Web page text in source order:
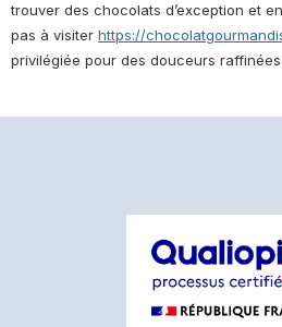
trouver des chocolats d’exception et
pas à visiter https://
privilégiée pour des douceurs